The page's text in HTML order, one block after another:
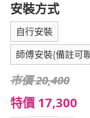
安裝方式
自行安裝
師傅安裝(備註可
市價 20,400
特價 17,300